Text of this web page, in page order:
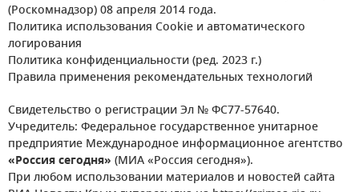
(Роскомнадзор) 08 апреля 2014 года.
Политика использования Cookie и автоматического
логирования
Политика конфиденциальности (ред. 2023 г.)
Правила применения рекомендательных технологий
Свидетельство о регистрации Эл № ФС77-57640.
Учредитель: Федеральное государственное унитарное
предприятие Международное информационное агентство
«Россия сегодня» (МИА «Россия сегодня»).
При любом использовании материалов и новостей сайта